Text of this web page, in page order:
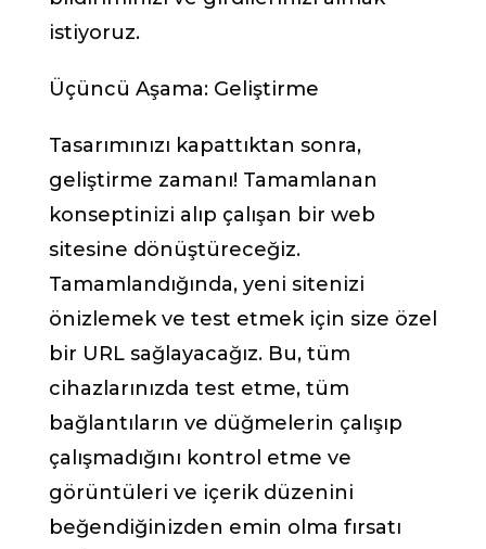
istiyoruz.
Üçüncü Aşama: Geliştirme
Tasarımınızı kapattıktan sonra,
geliştirme zamanı! Tamamlanan
konseptinizi alıp çalışan bir web
sitesine dönüştüreceğiz.
Tamamlandığında, yeni sitenizi
önizlemek ve test etmek için size özel
bir URL sağlayacağız. Bu, tüm
cihazlarınızda test etme, tüm
bağlantıların ve düğmelerin çalışıp
çalışmadığını kontrol etme ve
görüntüleri ve içerik düzenini
beğendiğinizden emin olma fırsatı